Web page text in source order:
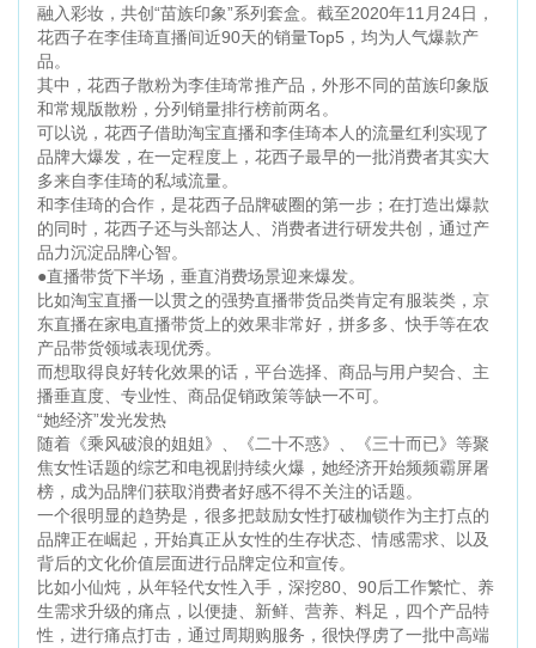
融入彩妆，共创“苗族印象”系列套盒。截至2020年11月24日，
花西子在李佳琦直播间近90天的销量Top5，均为人气爆款产
品。
其中，花西子散粉为李佳琦常推产品，外形不同的苗族印象版
和常规版散粉，分列销量排行榜前两名。
可以说，花西子借助淘宝直播和李佳琦本人的流量红利实现了
品牌大爆发，在一定程度上，花西子最早的一批消费者其实大
多来自李佳琦的私域流量。
和李佳琦的合作，是花西子品牌破圈的第一步；在打造出爆款
的同时，花西子还与头部达人、消费者进行研发共创，通过产
品力沉淀品牌心智。
●直播带货下半场，垂直消费场景迎来爆发。
比如淘宝直播一以贯之的强势直播带货品类肯定有服装类，京
东直播在家电直播带货上的效果非常好，拼多多、快手等在农
产品带货领域表现优秀。
而想取得良好转化效果的话，平台选择、商品与用户契合、主
播垂直度、专业性、商品促销政策等缺一不可。
“她经济”发光发热
随着《乘风破浪的姐姐》、《二十不惑》、《三十而已》等聚
焦女性话题的综艺和电视剧持续火爆，她经济开始频频霸屏屠
榜，成为品牌们获取消费者好感不得不关注的话题。
一个很明显的趋势是，很多把鼓励女性打破枷锁作为主打点的
品牌正在崛起，开始真正从女性的生存状态、情感需求、以及
背后的文化价值层面进行品牌定位和宣传。
比如小仙炖，从年轻代女性入手，深挖80、90后工作繁忙、养
生需求升级的痛点，以便捷、新鲜、营养、料足，四个产品特
性，进行痛点打击，通过周期购服务，很快俘虏了一批中高端